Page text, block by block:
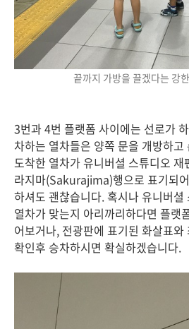
끝까지 가방을 끌겠다는 강
3번과 4번 플랫폼 사이에는 선로가
차하는 열차들은 양쪽 문을 개방하
도착한 열차가 유니버셜 스튜디오
라지마(Sakurajima)행으로 표기되
하셔도 괜찮습니다. 혹시나 유니버
열차가 맞는지 아리까리하다면 플랫
어보거나, 전광판에 표기된 화살표
확인후 승차하시면 확실하겠습니다.